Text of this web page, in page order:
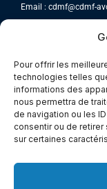
Pour offrir les
technologies telles
informations des
nous permettra de
de navigation ou les
consentir ou de
sur certaines
Email : cdmf@cdmf-
7 Place Firmin Gautier
CS 80476
38016 GRENOBLE,
Chambery
Immeuble le Paris
73000 Chambéry